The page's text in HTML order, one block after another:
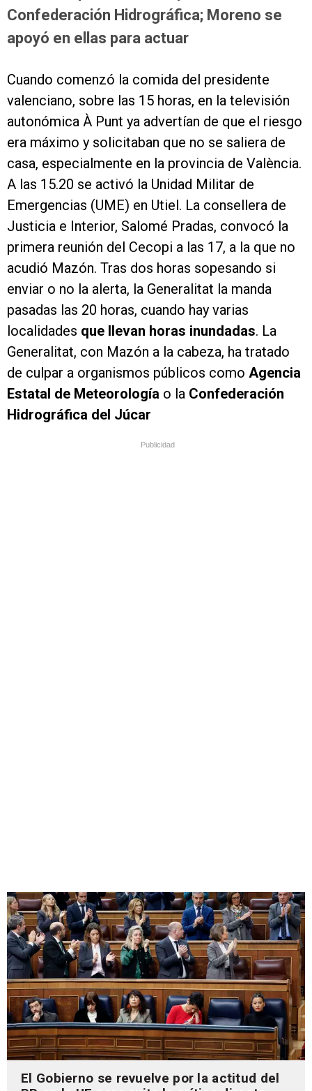
Confederación Hidrográfica; Moreno se
apoyó en ellas para actuar
Cuando comenzó la comida del presidente
valenciano, sobre las 15 horas, en la televisión
autonómica À Punt ya advertían de que el riesgo
era máximo y solicitaban que no se saliera de
casa, especialmente en la provincia de València.
A las 15.20 se activó la Unidad Militar de
Emergencias (UME) en Utiel. La consellera de
Justicia e Interior, Salomé Pradas, convocó la
primera reunión del Cecopi a las 17, a la que no
acudió Mazón. Tras dos horas sopesando si
enviar o no la alerta, la Generalitat la manda
pasadas las 20 horas, cuando hay varias
localidades que llevan horas inundadas. La
Generalitat, con Mazón a la cabeza, ha tratado
de culpar a organismos públicos como Agencia
Estatal de Meteorología o la Confederación
Hidrográfica del Júcar
Publicidad
El Gobierno se revuelve por la actitud del